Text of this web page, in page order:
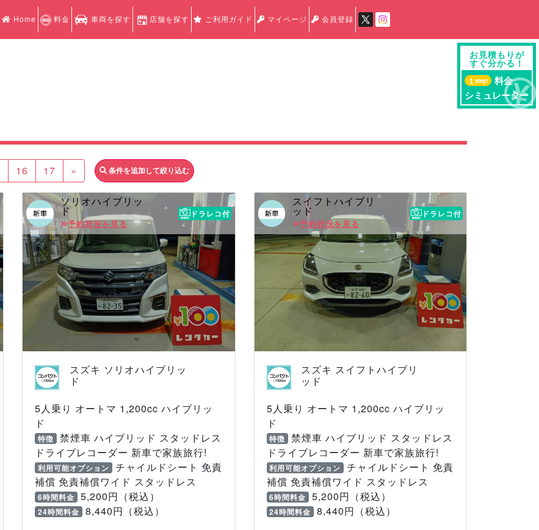
Home 料金 車両を探す 店舗を探す ご利用ガイド マイページ 会員登録
16 17 » 条件を追加して絞り込む
ソリオハイブリッ
ド
予約状況を見る
ドラレコ付
スズキ ソリオハイブリッ
ド
5人乗り オートマ 1,200cc ハイブリッ
ド
特徴 禁煙車 ハイブリッド スタッドレス
ドライブレコーダー 新車で家族旅行!
利用可能オプション チャイルドシート 免責
補償 免責補償ワイド スタッドレス
6時間料金 5,200円（税込）
24時間料金 8,440円（税込）
スイフトハイブリ
ッド
予約状況を見る
ドラレコ付
スズキ スイフトハイブリ
ッド
5人乗り オートマ 1,200cc ハイブリッ
ド
特徴
禁煙車 ハイブリッド スタッドレス
ドライブレコーダー 新車で家族旅行!
利用可能オプション
チャイルドシート 免責
補償 免責補償ワイド スタッドレス
6時間料金 5,200円（税込）
24時間料金 8,440円（税込）
お見積もりが
すぐ分かる！
１step!
料金
シミュレーター